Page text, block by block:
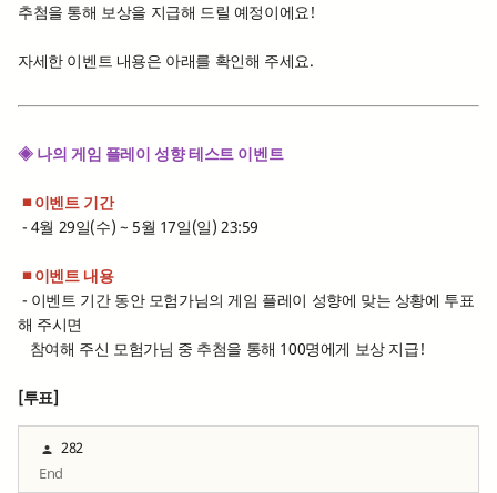
추첨을 통해 보상을 지급해 드릴 예정이에요!
자세한 이벤트 내용은 아래를 확인해 주세요.
◈ 나의 게임 플레이 성향 테스트 이벤트
■ 이벤트 기간
- 4월 29일(수) ~ 5월 17일(일) 23:59
■ 이벤트 내용
- 이벤트 기간 동안 모험가님의 게임 플레이 성향에 맞는 상황에 투표
해 주시면
참여해 주신 모험가님 중 추첨을 통해 100명에게 보상 지급!
[투표]
282
End